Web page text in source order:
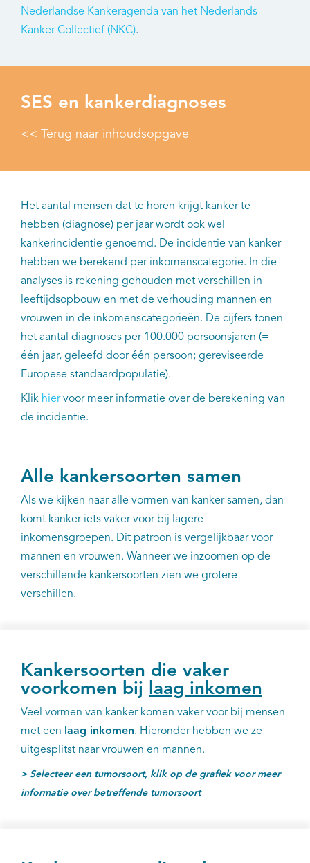
Nederlandse Kankeragenda van het Nederlands
Kanker Collectief (NKC).
SES en kankerdiagnoses
<< Terug naar inhoudsopgave
Het aantal mensen dat te horen krijgt kanker te
hebben (diagnose) per jaar wordt ook wel
kankerincidentie genoemd. De incidentie van kanker
hebben we berekend per inkomenscategorie. In die
analyses is rekening gehouden met verschillen in
leeftijdsopbouw en met de verhouding mannen en
vrouwen in de inkomenscategorieën. De cijfers tonen
het aantal diagnoses per 100.000 persoonsjaren (=
één jaar, geleefd door één persoon; gereviseerde
Europese standaardpopulatie).
Klik hier voor meer informatie over de berekening van
de incidentie.
Alle kankersoorten samen
Als we kijken naar alle vormen van kanker samen, dan
komt kanker iets vaker voor bij lagere
inkomensgroepen. Dit patroon is vergelijkbaar voor
mannen en vrouwen. Wanneer we inzoomen op de
verschillende kankersoorten zien we grotere
verschillen.
Kankersoorten die vaker
voorkomen bij
laag inkomen
Veel vormen van kanker komen vaker voor bij mensen
met een laag inkomen. Hieronder hebben we ze
uitgesplitst naar vrouwen en mannen.
> Selecteer een tumorsoort, klik op de grafiek voor meer
informatie over betreffende tumorsoort